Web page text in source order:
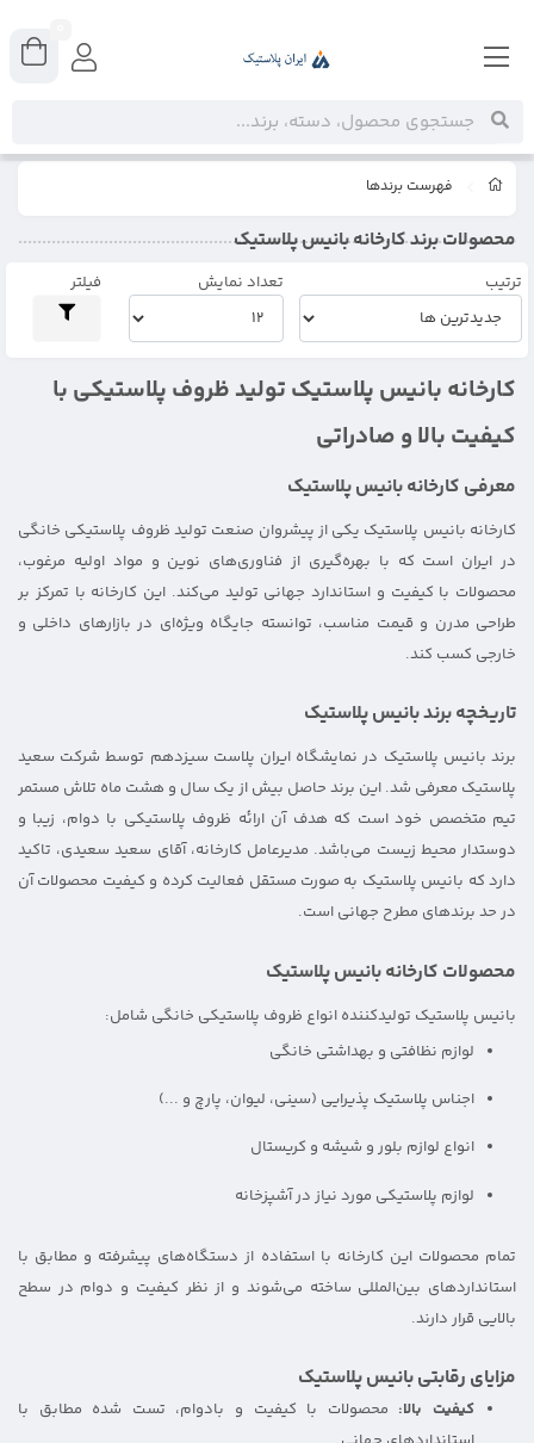
فهرست برندها
محصولات برند کارخانه بانیس پلاستیک
ترتیب تعداد نمایش فیلتر
کارخانه بانیس پلاستیک تولید ظروف پلاستیکی با
کیفیت بالا و صادراتی
معرفی کارخانه بانیس پلاستیک
کارخانه بانیس پلاستیک یکی از پیشروان صنعت تولید ظروف پلاستیکی خانگی
در ایران است که با بهره‌گیری از فناوری‌های نوین و مواد اولیه مرغوب،
محصولات با کیفیت و استاندارد جهانی تولید می‌کند. این کارخانه با تمرکز بر
طراحی مدرن و قیمت مناسب، توانسته جایگاه ویژه‌ای در بازارهای داخلی و
خارجی کسب کند.
تاریخچه برند بانیس پلاستیک
برند بانیس پلاستیک در نمایشگاه ایران پلاست سیزدهم توسط شرکت سعید
پلاستیک معرفی شد. این برند حاصل بیش از یک سال و هشت ماه تلاش مستمر
تیم متخصص خود است که هدف آن ارائه ظروف پلاستیکی با دوام، زیبا و
دوستدار محیط زیست می‌باشد. مدیرعامل کارخانه، آقای سعید سعیدی، تاکید
دارد که بانیس پلاستیک به صورت مستقل فعالیت کرده و کیفیت محصولات آن
در حد برندهای مطرح جهانی است.
محصولات کارخانه بانیس پلاستیک
بانیس پلاستیک تولیدکننده انواع ظروف پلاستیکی خانگی شامل:
لوازم نظافتی و بهداشتی خانگی
اجناس پلاستیک پذیرایی (سینی، لیوان، پارچ و ...)
انواع لوازم بلور و شیشه و کریستال
لوازم پلاستیکی مورد نیاز در آشپزخانه
تمام محصولات این کارخانه با استفاده از دستگاه‌های پیشرفته و مطابق با
استانداردهای بین‌المللی ساخته می‌شوند و از نظر کیفیت و دوام در سطح
بالایی قرار دارند.
مزایای رقابتی بانیس پلاستیک
کیفیت بالا: محصولات با کیفیت و بادوام، تست شده مطابق با